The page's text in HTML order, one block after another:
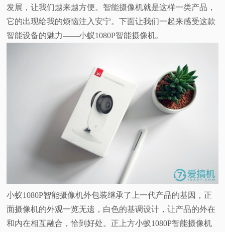
测
视
题
发展，让我们越来越方便。智能摄像机就是这样一类产品，
它的出现给我的烦恼注入安宁。下面让我们一起来感受这款
智能设备的魅力——小蚁1080P智能摄像机。
小蚁1080P智能摄像机外包装继承了上一代产品的基因，正
面摄像机的外观一览无遗，白色的基调设计，让产品的外在
和内在相互融合，恰到好处。正上方小蚁1080P智能摄像机